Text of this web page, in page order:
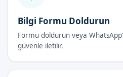
Lokal anestezi ile ağrı
İyileşme süreci kısadır
Bebek Sünneti
Bilgi Formu Doldurun
Formu doldurun veya
güvenle iletilir.